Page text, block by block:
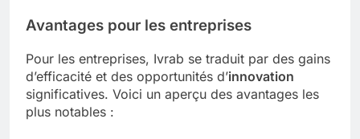
Avantages pour les entreprises
Pour les entreprises, Ivrab se traduit par des gains
d’efficacité et des opportunités d’innovation
significatives. Voici un aperçu des avantages les
plus notables :